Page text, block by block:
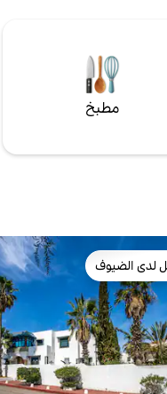
مطبخ
لدى الضيوف
لدى الضيوف